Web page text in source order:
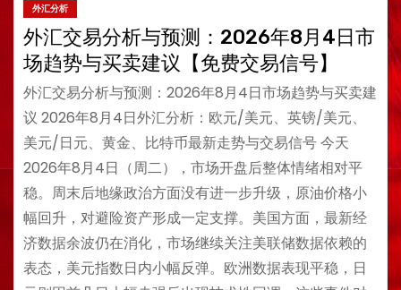
外汇分析
外汇交易分析与预测：2026年8月4日市
场趋势与买卖建议【免费交易信号】
外汇交易分析与预测：2026年8月4日市场趋势与买卖建
议 2026年8月4日外汇分析：欧元/美元、英镑/美元、
美元/日元、黄金、比特币最新走势与交易信号 今天
2026年8月4日（周二），市场开盘后整体情绪相对平
稳。周末后地缘政治方面没有进一步升级，原油价格小
幅回升，对避险资产形成一定支撑。美国方面，最新经
济数据余波仍在消化，市场继续关注美联储数据依赖的
表态，美元指数日内小幅反弹。欧洲数据表现平稳，日